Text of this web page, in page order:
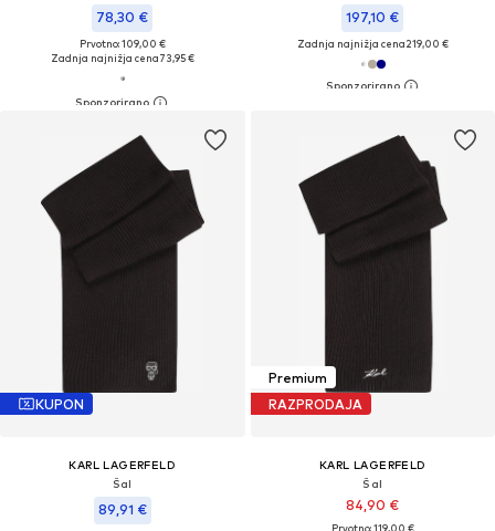
78,30 €
Prvotno: 109,00 €
Zadnja najnižja cena73,95 €
197,10 €
Zadnja najnižja cena219,00 €
KUPON
KARL LAGERFELD
Šal
89,91 €
Premium
RAZPRODAJA
KARL LAGERFELD
Šal
84,90 €